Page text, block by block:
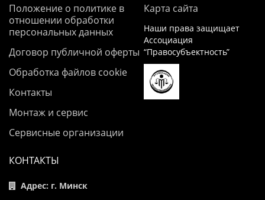
Положение о политике в
отношении обработки
персональных данных
Договор публичной оферты
Обработка файлов cookie
Контакты
Монтаж и сервис
Сервисные организации
Карта сайта
Наши права защищает
Ассоциация
“Правосубъектность”
КОНТАКТЫ
Адрес: г. Минск